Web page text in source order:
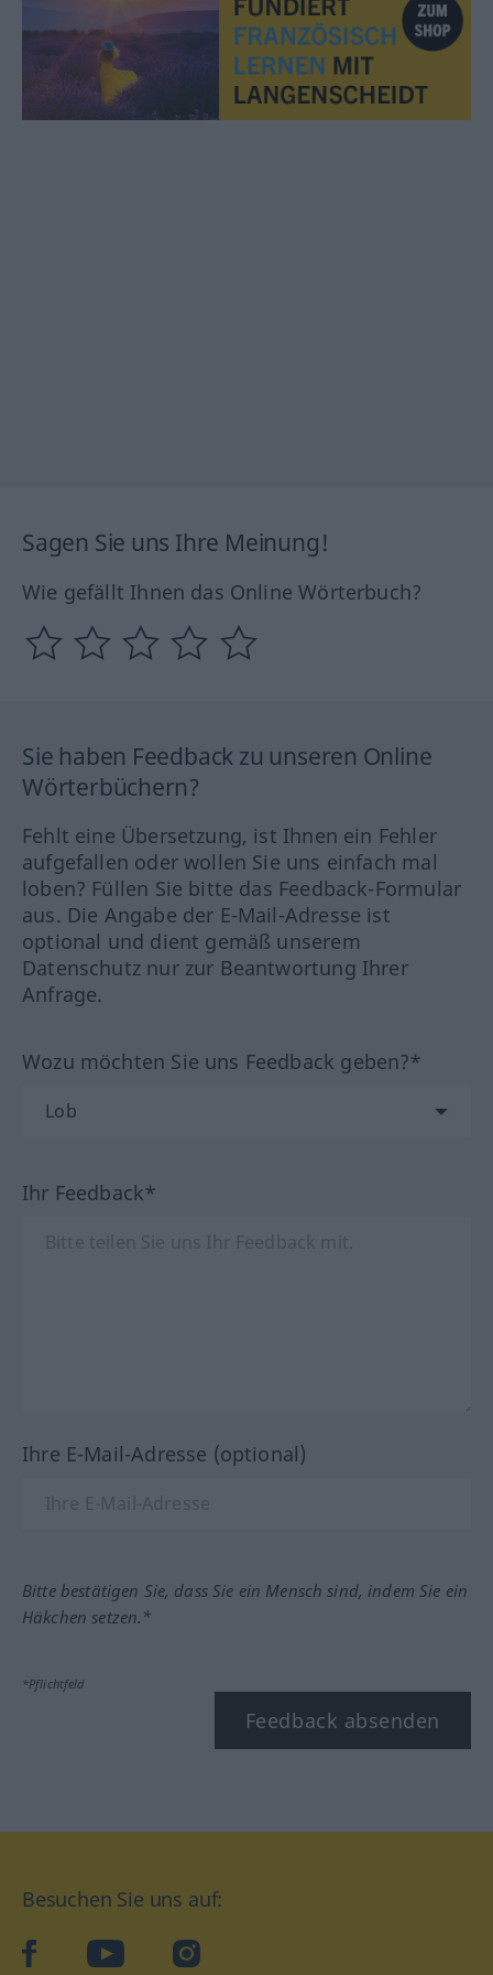
Sagen Sie uns Ihre Meinung!
Wie gefällt Ihnen das Online Wörterbuch?
Sie haben Feedback zu unseren Online
Wörterbüchern?
Fehlt eine Übersetzung, ist Ihnen ein Fehler
aufgefallen oder wollen Sie uns einfach mal
loben? Füllen Sie bitte das Feedback-Formular
aus. Die Angabe der E-Mail-Adresse ist
optional und dient gemäß unserem
Datenschutz nur zur Beantwortung Ihrer
Anfrage.
Wozu möchten Sie uns Feedback geben?*
Ihr Feedback*
Ihre E-Mail-Adresse (optional)
Bitte bestätigen Sie, dass Sie ein Mensch sind, indem Sie ein
Häkchen setzen.*
*Pflichtfeld
Feedback absenden
Besuchen Sie uns auf:
facebookYouTube Instagram